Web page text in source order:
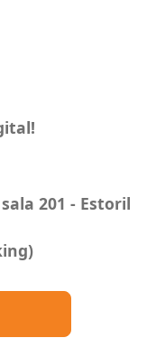
201 - Estoril